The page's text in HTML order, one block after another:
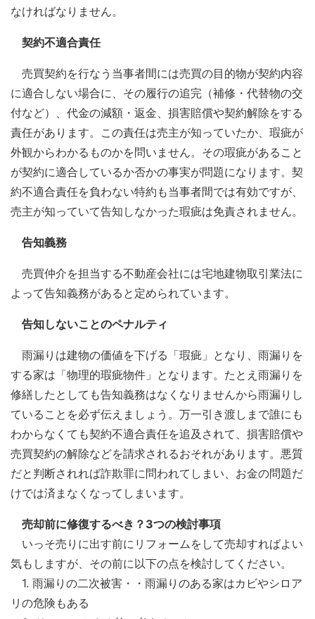
なければなりません。
契約不適合責任
売買契約を行なう当事者間には売買の目的物が契約内容
に適合しない場合に、その履行の追完（補修・代替物の交
付など）、代金の減額・返金、損害賠償や契約解除をする
責任があります。この責任は売主が知っていたか、瑕疵が
外観からわかるものかを問いません。その瑕疵があること
が契約に適合しているか否かの事実が問題になります。契
約不適合責任を負わない特約も当事者間では有効ですが、
売主が知っていて告知しなかった瑕疵は免責されません。
告知義務
売買仲介を担当する不動産会社には宅地建物取引業法に
よって告知義務があると定められています。
告知しないことのペナルティ
雨漏りは建物の価値を下げる「瑕疵」となり、雨漏りを
する家は「物理的瑕疵物件」となります。たとえ雨漏りを
修繕したとしても告知義務はなくなりませんから雨漏りし
ていることを必ず伝えましょう。万一引き渡しまで誰にも
わからなくても契約不適合責任を追及されて、損害賠償や
売買契約の解除などを請求されるおそれがあります。悪質
だと判断されれば詐欺罪に問われてしまい、お金の問題だ
けでは済まなくなってしまいます。
売却前に修復するべき？3つの検討事項
いっそ売りに出す前にリフォームをして売却すればよい
気もしますが、その前に以下の点を検討してください。
1. 雨漏りの二次被害・・雨漏りのある家はカビやシロア
リの危険もある